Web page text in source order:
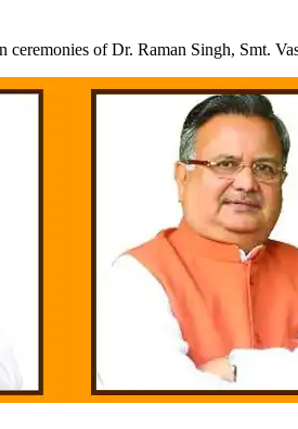
ceremonies of Dr. Raman Singh, Smt.